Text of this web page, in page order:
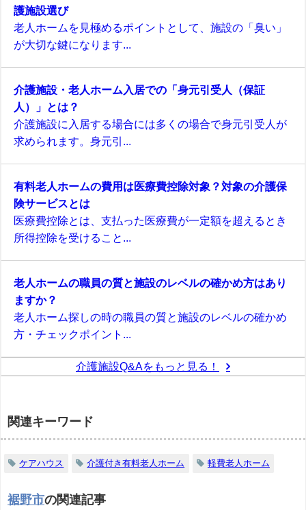
護施設選び
老人ホームを見極めるポイントとして、施設の「臭い」
が大切な鍵になります...
介護施設・老人ホーム入居での「身元引受人（保証
人）」とは？
介護施設に入居する場合には多くの場合で身元引受人が
求められます。身元引...
有料老人ホームの費用は医療費控除対象？対象の介護保
険サービスとは
医療費控除とは、支払った医療費が一定額を超えるとき
所得控除を受けること...
老人ホームの職員の質と施設のレベルの確かめ方はあり
ますか？
老人ホーム探しの時の職員の質と施設のレベルの確かめ
方・チェックポイント...
介護施設Q&Aをもっと見る！
関連キーワード
ケアハウス 介護付き有料老人ホーム 軽費老人ホーム
裾野市の関連記事